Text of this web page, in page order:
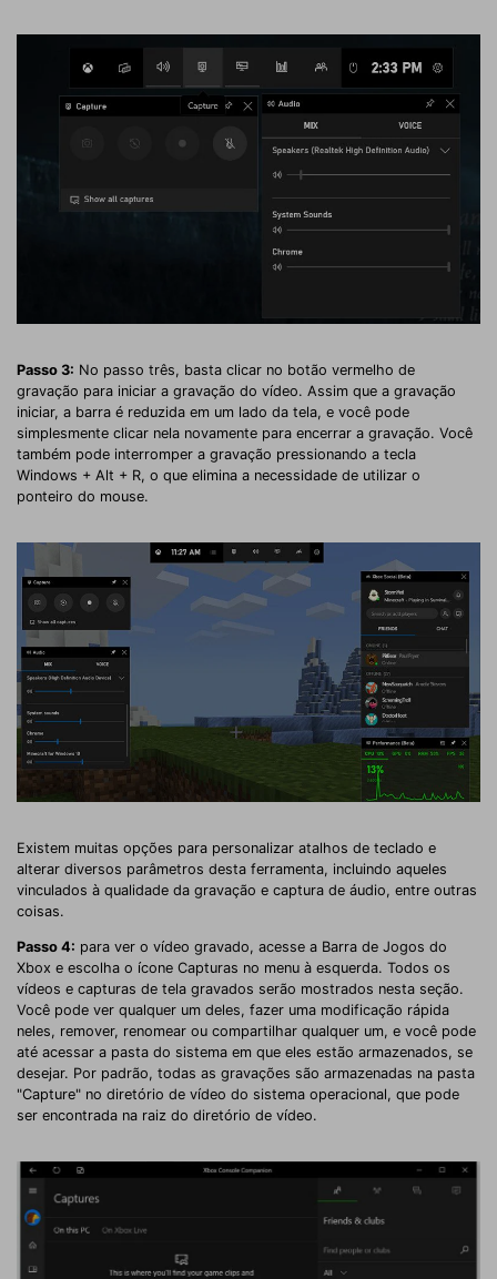
Passo 3: No passo três, basta clicar no botão vermelho de
gravação para iniciar a gravação do vídeo. Assim que a gravação
iniciar, a barra é reduzida em um lado da tela, e você pode
simplesmente clicar nela novamente para encerrar a gravação. Você
também pode interromper a gravação pressionando a tecla
Windows + Alt + R, o que elimina a necessidade de utilizar o
ponteiro do mouse.
Existem muitas opções para personalizar atalhos de teclado e
alterar diversos parâmetros desta ferramenta, incluindo aqueles
vinculados à qualidade da gravação e captura de áudio, entre outras
coisas.
Passo 4: para ver o vídeo gravado, acesse a Barra de Jogos do
Xbox e escolha o ícone Capturas no menu à esquerda. Todos os
vídeos e capturas de tela gravados serão mostrados nesta seção.
Você pode ver qualquer um deles, fazer uma modificação rápida
neles, remover, renomear ou compartilhar qualquer um, e você pode
até acessar a pasta do sistema em que eles estão armazenados, se
desejar. Por padrão, todas as gravações são armazenadas na pasta
"Capture" no diretório de vídeo do sistema operacional, que pode
ser encontrada na raiz do diretório de vídeo.